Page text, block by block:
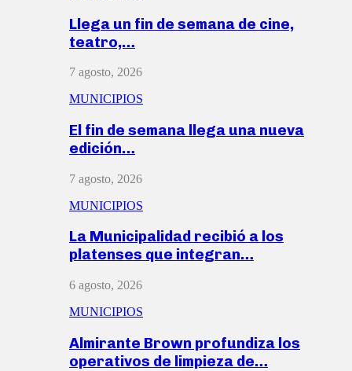
Llega un fin de semana de cine,
teatro,…
7 agosto, 2026
MUNICIPIOS
El fin de semana llega una nueva
edición…
7 agosto, 2026
MUNICIPIOS
La Municipalidad recibió a los
platenses que integran…
6 agosto, 2026
MUNICIPIOS
Almirante Brown profundiza los
operativos de limpieza de…